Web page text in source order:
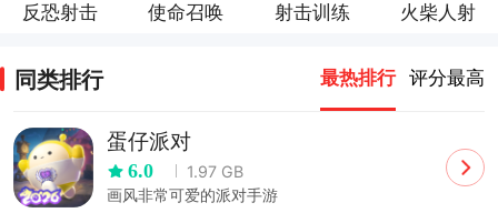
反恐射击
使命召唤
射击训练
火柴人射
机版
同类排行 最热排行 评分最高
蛋仔派对
6.0
1.97 GB
画风非常可爱的派对手游